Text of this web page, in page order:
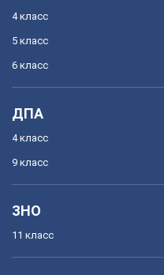
4 класс
5 класс
6 класс
ДПА
4 класс
9 класс
ЗНО
11 класс